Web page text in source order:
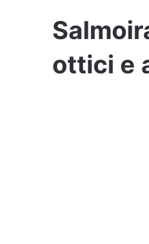
ottici e